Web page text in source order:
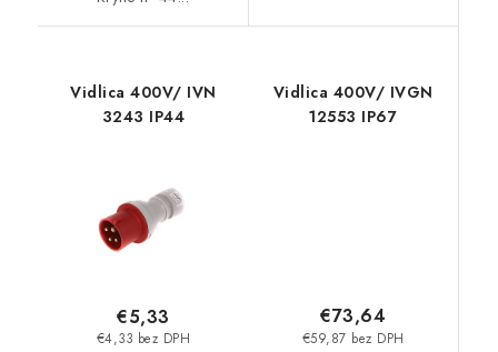
Vidlica 400V/ IVN
3243 IP44
€4,33 bez DPH
€5,33
Vidlica 400V/ IVGN
12553 IP67
€59,87 bez DPH
€73,64